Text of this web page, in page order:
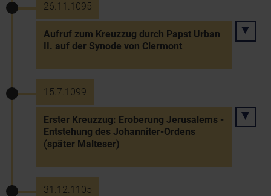
26.11.1095
Aufruf zum Kreuzzug durch Papst Urban
II. auf der Synode von Clermont
15.7.1099
Erster Kreuzzug: Eroberung Jerusalems -
Entstehung des Johanniter-Ordens
(später Malteser)
31.12.1105